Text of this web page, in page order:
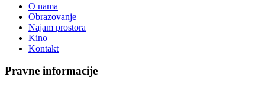
O nama
Obrazovanje
Najam prostora
Kino
Kontakt
Pravne informacije